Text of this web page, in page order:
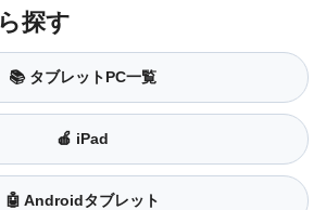
探す
📚 タブレットPC一覧
🍎 iPad
🤖 Androidタブレット